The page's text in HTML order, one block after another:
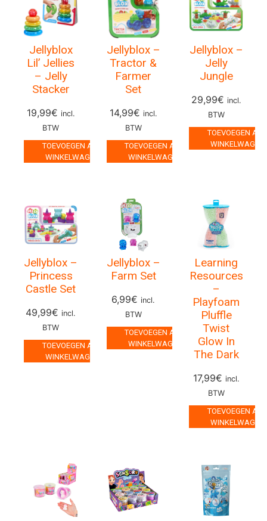
Jellyblox
Lil’ Jellies
– Jelly
Stacker
19,99€ incl.
BTW
TOEVOEGEN AAN
WINKELWAGEN
Jellyblox –
Tractor &
Farmer
Set
14,99€ incl.
BTW
TOEVOEGEN AAN
WINKELWAGEN
Jellyblox –
Jelly
Jungle
29,99€ incl.
BTW
TOEVOEGEN
WINKELWAGEN
Jellyblox –
Princess
Castle Set
49,99€ incl.
BTW
TOEVOEGEN AAN
WINKELWAGEN
Jellyblox –
Farm Set
6,99€ incl.
BTW
TOEVOEGEN AAN
WINKELWAGEN
Learning
Resources
–
Playfoam
Pluffle
Twist
Glow In
The Dark
17,99€ incl.
BTW
TOEVOEGEN
WINKELWAGEN